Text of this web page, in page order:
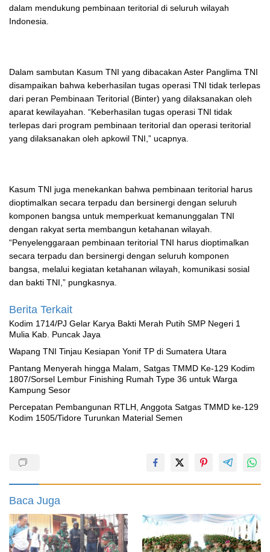
dalam mendukung pembinaan teritorial di seluruh wilayah
Indonesia.
Dalam sambutan Kasum TNI yang dibacakan Aster Panglima TNI
disampaikan bahwa keberhasilan tugas operasi TNI tidak terlepas
dari peran Pembinaan Teritorial (Binter) yang dilaksanakan oleh
aparat kewilayahan. “Keberhasilan tugas operasi TNI tidak
terlepas dari program pembinaan teritorial dan operasi teritorial
yang dilaksanakan oleh apkowil TNI,” ucapnya.
Kasum TNI juga menekankan bahwa pembinaan teritorial harus
dioptimalkan secara terpadu dan bersinergi dengan seluruh
komponen bangsa untuk memperkuat kemanunggalan TNI
dengan rakyat serta membangun ketahanan wilayah.
“Penyelenggaraan pembinaan teritorial TNI harus dioptimalkan
secara terpadu dan bersinergi dengan seluruh komponen
bangsa, melalui kegiatan ketahanan wilayah, komunikasi sosial
dan bakti TNI,” pungkasnya.
Berita Terkait
Kodim 1714/PJ Gelar Karya Bakti Merah Putih SMP Negeri 1
Mulia Kab. Puncak Jaya
Wapang TNI Tinjau Kesiapan Yonif TP di Sumatera Utara
Pantang Menyerah hingga Malam, Satgas TMMD Ke-129 Kodim
1807/Sorsel Lembur Finishing Rumah Type 36 untuk Warga
Kampung Sesor
Percepatan Pembangunan RTLH, Anggota Satgas TMMD ke-129
Kodim 1505/Tidore Turunkan Material Semen
Baca Juga